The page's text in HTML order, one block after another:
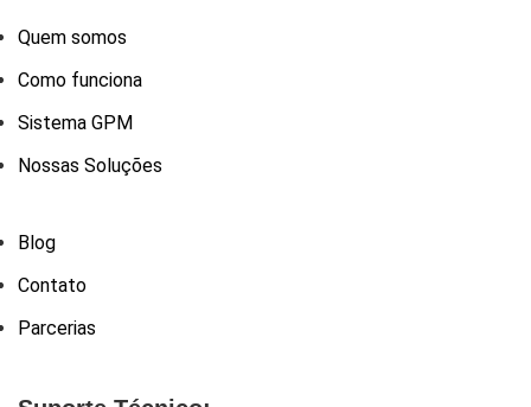
Quem somos
Como funciona
Sistema GPM
Nossas Soluções
Blog
Contato
Parcerias